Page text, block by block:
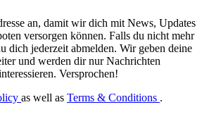
an, damit wir dich mit News, Updates
versorgen können. Falls du nicht mehr
dich jederzeit abmelden. Wir geben deine
und werden dir nur Nachrichten
Versprochen!
as well as Terms & Conditions .